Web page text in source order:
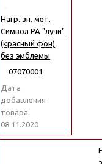
Нагр. зн. мет.
Символ РА "лучи"
(красный фон)
без эмблемы
07070001
Дата
добавления
товара:
08.11.2020